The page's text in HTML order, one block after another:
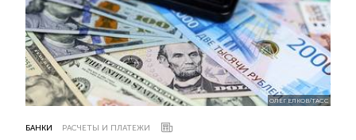
ОЛЕГ ЕЛКОВ/ТАСС
БАНКИ РАСЧЕТЫ И ПЛАТЕЖИ